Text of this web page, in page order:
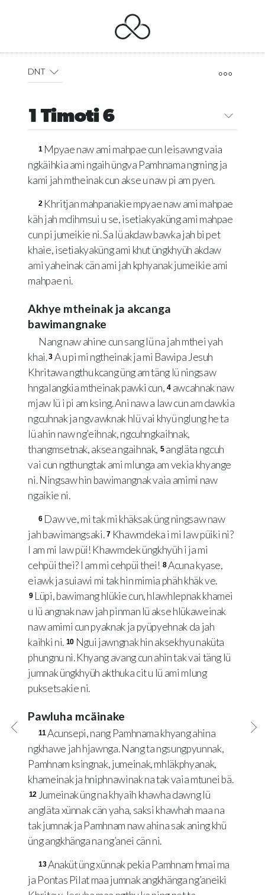
DNT
1 Timoti 6
1 Mpyae naw ami mahpae cun leisawng vaia
ngkäihkia ami ngaih üngva Pamhnama ngming ja
kami jah mtheinak cun akse u naw pi am pyen.
2 Khritjan mahpanakie mpyae naw ami mahpae
käh jah mdihmsui u se, isetiakyaküng ami mahpae
cun pi jumeikie ni. Sa lü akdaw bawka jah bi pet
khaie, isetiakyaküng ami khut üngkhyüh akdaw
ami yaheinak cän ami jah kphyanak jumeikie ami
mahpae ni.
Akhye mtheinak ja akcanga
bawimangnake
Nang naw ahine cun sang lü na jah mthei yah
khai.3 A u pi mi ngtheinak ja mi Bawipa Jesuh
Khritawa ngthu kcang üng am täng lü ningsaw
hngalangkia mtheinak pawki cun, 4 awcahnak naw
mjaw lü i pi am ksing. Ani naw a law cun am dawkia
ngcuhnak ja ngvawknak hlü vai khyü nglung he ta
lü ahin naw ng’eihnak, ngcuhngkaihnak,
thangmsetnak, aksea ngaihnak, 5 angläta ngcuh
vai cun ngthungtak ami mlunga am vekia khyange
ni. Ningsaw hin bawimangnak vaia amimi naw
ngaikie ni.
6 Daw ve, mi tak mi khäksak üng ningsaw naw
jah bawimangsaki. 7 Khawmdeka i mi law püiki ni?
I am mi law püi! Khawmdek üngkhyüh i ja mi
cehpüi thei? I am mi cehpüi thei! 8Acuna kyase,
eiawk ja suiawi mi tak hin mimia phäh khäk ve.
9 Lüpi, bawimang hlükie cun, hlawhlepnak khamei
u lü angnak naw jah pinman lü akse hlükaweinak
naw amimi cun pyaknak ja pyüpyehnak da jah
kaihki ni. 10 Ngui jawngnak hin aksekhyu naküta
phungnu ni. Khyang avang cun ahin tak vai täng lü
jumnak üngkhyüh akthuka cit u lü ami mlung
puksetsakie ni.
Pawluha mcäinake
11Acunsepi, nang Pamhnama khyang ahina
ngkhawe jah hjawnga. Nang ta ngsungpyunnak,
Pamhnam ksingnak, jumeinak, mhläkphyanak,
khameinak ja hniphnawinak na tak vaia mtunei bä.
12 Jumeinak üng na khyaih khawha dawng lü
angläta xünnak cän yaha, saksi khawhah maa na
tak jumnak ja Pamhnam naw ahina sak aning khü
üng angkhänga na ng’anei cän ni.
13Anaküt üng xünnak pekia Pamhnam hmai ma
ja Pontas Pilat maa jumnak angkhänga ng’aneiki